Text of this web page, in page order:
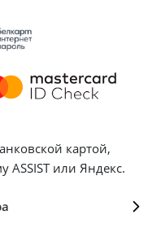
картой,
ASSIST или Яндекс.